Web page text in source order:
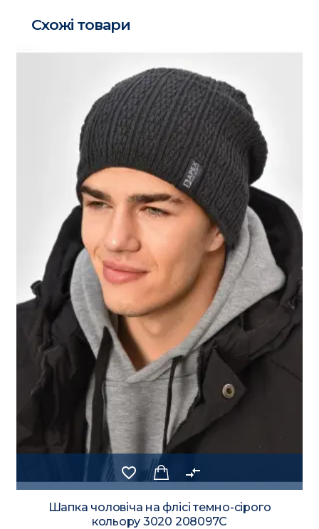
Схожі товари
favorite_border compare_arrows
Шапка чоловіча на флісі темно-сірого
кольору 3020 208097C